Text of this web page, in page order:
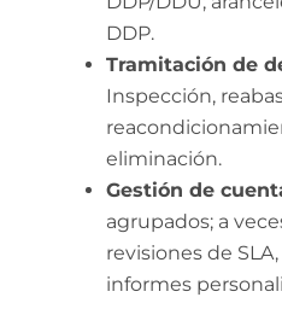
DDP.
Tramitación de
Inspección,
eliminación.
Gestión de
agrupados; a
revisiones de
informes